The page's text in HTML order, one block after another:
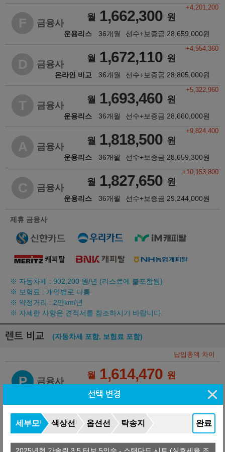
F 금융사
운용리스
월 1,662,300 원
+4,201,200
36개월 선수+보증금 28,659,000원
D 금융사
온라인 비교
월 1,672,110 원
+4,554,360
36개월 선수+보증금 28,805,000원
T 금융사
운용리스
월 1,693,460 원
+5,322,960
36개월 선수+보증금 28,660,000원
A 금융사
운용리스
월 1,818,500 원
+9,824,400
36개월 선수+보증금 28,659,300원
C 금융사
운용리스
월 1,827,650 원
+10,153,800
36개월 선수+보증금 29,244,000원
제휴 금융사
※ 자동차세 : 902,200 원/년 (리스료에 불포함됨)
※ 보험료 : 개인별로 다름
※ 약정거리 : 2만km/년
※ 자세한 사항은 견적서를 참조하시기 바랍니다.
렌트 비교 (자동차세 포함, 보험료 포함)
납입총액 차이
P 금융사
장기렌터카
월 1,614,470 원
36개월 원
M 금융사
온라인 비교
월 1,630,970
+594,000
36개월 선수+보증금 29,244,000원
+1,537,596
선택 변경
세부모델 색상선택 옵션선택 탁송지역 완료